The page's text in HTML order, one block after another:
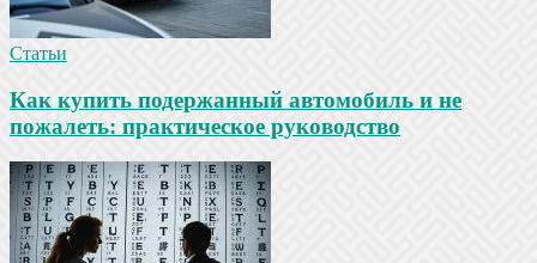
Статьи
Как купить подержанный автомобиль и не
пожалеть: практическое руководство